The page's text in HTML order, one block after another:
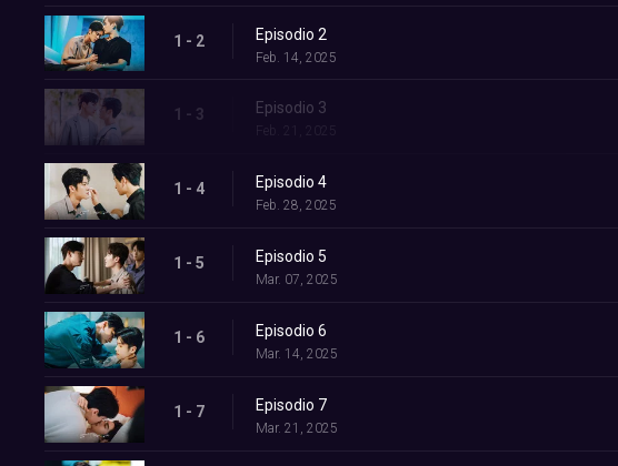
1 - 2 Episodio 2
Feb. 14, 2025
1 - 3 Episodio 3
Feb. 21, 2025
1 - 4 Episodio 4
Feb. 28, 2025
1 - 5 Episodio 5
Mar. 07, 2025
1 - 6 Episodio 6
Mar. 14, 2025
1 - 7 Episodio 7
Mar. 21, 2025